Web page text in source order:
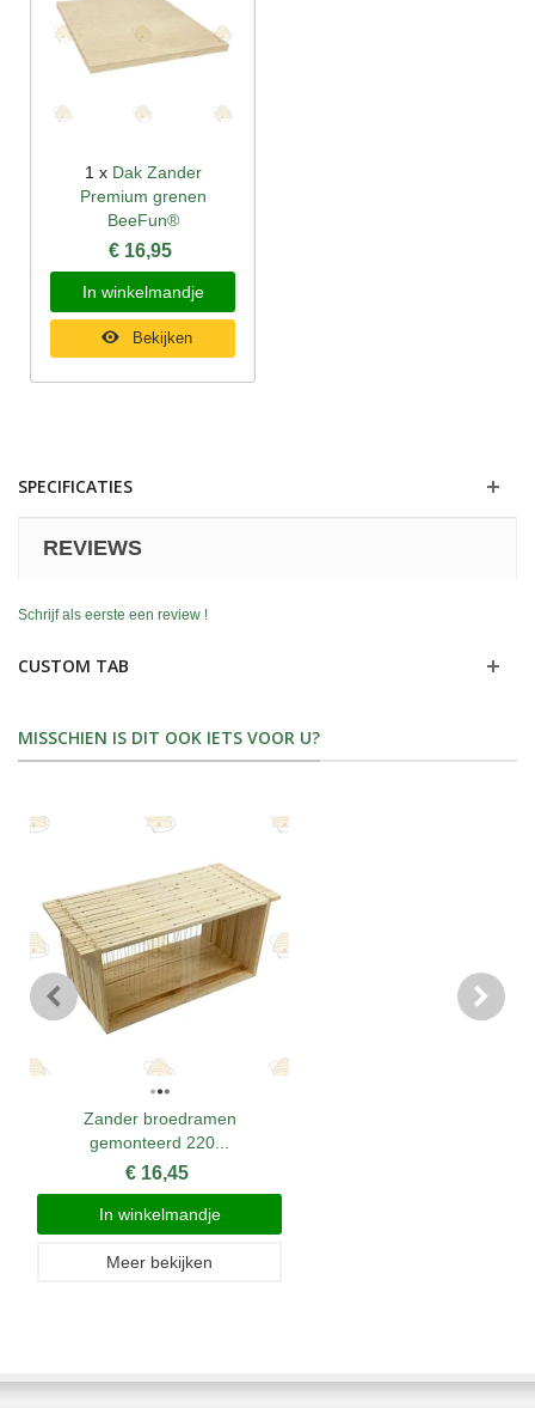
1 x Dak Zander
Premium grenen
BeeFun®
€ 16,95
In winkelmandje
Bekijken
SPECIFICATIES
REVIEWS
Schrijf als eerste een review !
CUSTOM TAB
MISSCHIEN IS DIT OOK IETS VOOR U?
Zander broedramen
gemonteerd 220...
€ 16,45
In winkelmandje
Meer bekijken